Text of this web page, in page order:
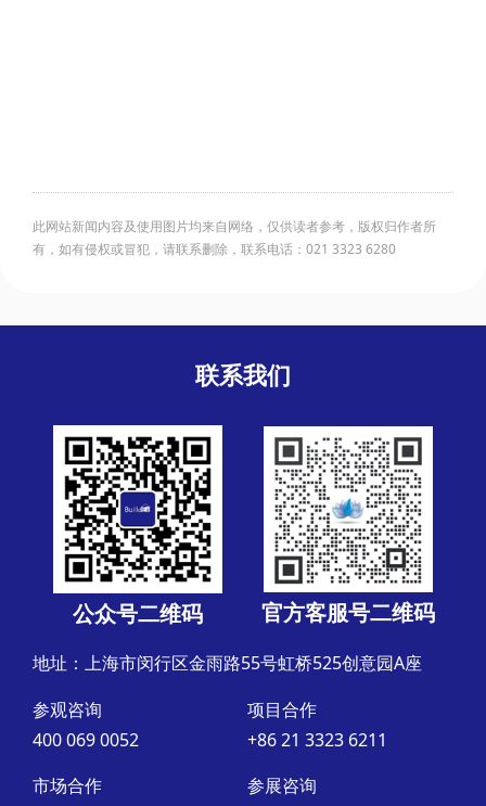
此网站新闻内容及使用图片均来自网络，仅供读者参考，版权归作者所
有，如有侵权或冒犯，请联系删除，联系电话：021 3323 6280
联系我们
公众号二维码 官方客服号二维码
地址：上海市闵行区金雨路55号虹桥525创意园A座
参观咨询
400 069 0052
项目合作
+86 21 3323 6211
市场合作
参展咨询